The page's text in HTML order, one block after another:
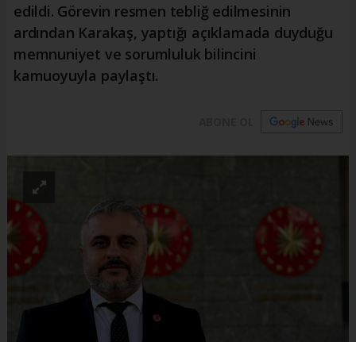
edildi. Görevin resmen tebliğ edilmesinin
ardından Karakaş, yaptığı açıklamada duyduğu
memnuniyet ve sorumluluk bilincini
kamuoyuyla paylaştı.